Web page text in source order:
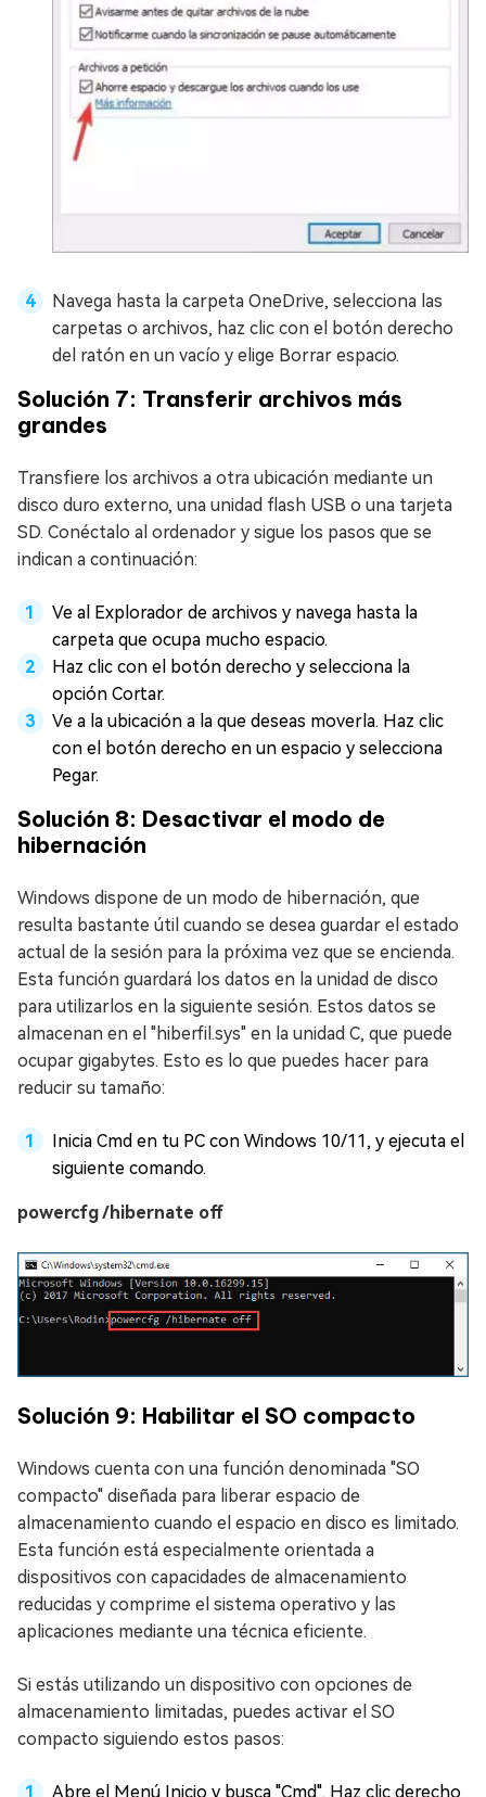
Navega hasta la carpeta OneDrive, selecciona las
carpetas o archivos, haz clic con el botón derecho
del ratón en un vacío y elige Borrar espacio.
Solución 7: Transferir archivos más
grandes
Transfiere los archivos a otra ubicación mediante un
disco duro externo, una unidad flash USB o una tarjeta
SD. Conéctalo al ordenador y sigue los pasos que se
indican a continuación:
Ve al Explorador de archivos y navega hasta la
carpeta que ocupa mucho espacio.
Haz clic con el botón derecho y selecciona la
opción Cortar.
Ve a la ubicación a la que deseas moverla. Haz clic
con el botón derecho en un espacio y selecciona
Pegar.
Solución 8: Desactivar el modo de
hibernación
Windows dispone de un modo de hibernación, que
resulta bastante útil cuando se desea guardar el estado
actual de la sesión para la próxima vez que se encienda.
Esta función guardará los datos en la unidad de disco
para utilizarlos en la siguiente sesión. Estos datos se
almacenan en el "hiberfil.sys" en la unidad C, que puede
ocupar gigabytes. Esto es lo que puedes hacer para
reducir su tamaño:
Inicia Cmd en tu PC con Windows 10/11, y ejecuta el
siguiente comando.
powercfg /hibernate off
Solución 9: Habilitar el SO compacto
Windows cuenta con una función denominada "SO
compacto" diseñada para liberar espacio de
almacenamiento cuando el espacio en disco es limitado.
Esta función está especialmente orientada a
dispositivos con capacidades de almacenamiento
reducidas y comprime el sistema operativo y las
aplicaciones mediante una técnica eficiente.
Si estás utilizando un dispositivo con opciones de
almacenamiento limitadas, puedes activar el SO
compacto siguiendo estos pasos:
Abre el Menú Inicio y busca "Cmd". Haz clic derecho